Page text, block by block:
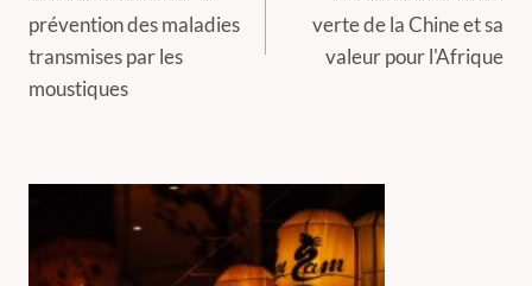
l’article
prévention des maladies
transmises par les
moustiques
verte de la Chine et sa
valeur pour l'Afrique